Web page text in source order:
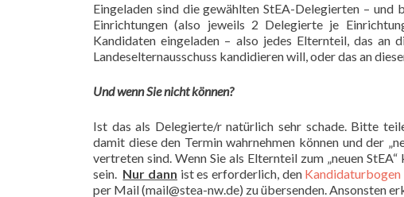
Eingeladen sind die gewählten StEA-Delegierten –
Einrichtungen (also jeweils 2 Delegierte je
Kandidaten eingeladen – also jedes Elternteil, das an
Landeselternausschuss kandidieren will, oder das an
Und wenn Sie nicht können?
Ist das als Delegierte/r natürlich sehr schade. Bitte
damit diese den Termin wahrnehmen können und der
vertreten sind. Wenn Sie als Elternteil zum „neuen
sein. Nur dann ist es erforderlich, den Kandidaturbogen
per Mail (mail@stea-nw.de) zu übersenden. Ansonsten